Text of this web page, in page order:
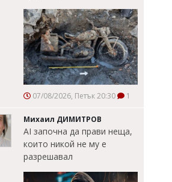
07/08/2026, Петък 20:30 1
Михаил ДИМИТРОВ
AI започна да прави неща,
които никой не му е
разрешавал